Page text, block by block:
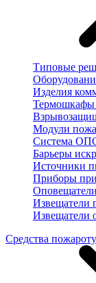
Типовые
Изделия
Модули
Система
Барьеры
Источники
Приборы
Извещатели
Извещатели
Средства